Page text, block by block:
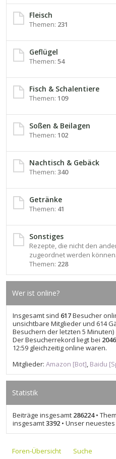
Fleisch
Themen: 231
Geflügel
Themen: 54
Fisch & Schalentiere
Themen: 109
Soßen & Beilagen
Themen: 102
Nachtisch & Gebäck
Themen: 340
Getränke
Themen: 41
Sonstiges
Rezepte, die nicht den
zugeordnet werden können.
Themen: 228
Wer ist online?
Insgesamt sind 617Besucher
unsichtbare Mitglieder und 614
Besuchern der letzten 5 Minuten)
Der Besucherrekord liegt bei 2046
12:59 gleichzeitig online waren.
Mitglieder: Amazon [Bot], Baidu
Statistik
Beiträge insgesamt 286224•
insgesamt3392 • Unser
Foren-Übersicht Suche